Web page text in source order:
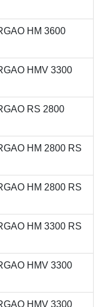
HM 3600
HMV 3300
RS 2800
HM 2800 RS
HM 2800 RS
HM 3300 RS
HMV 3300
HMV 3300